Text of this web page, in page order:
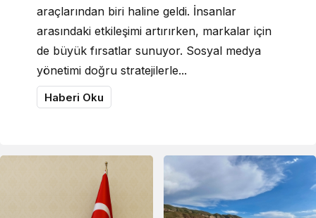
araçlarından biri haline geldi. İnsanlar
arasındaki etkileşimi artırırken, markalar için
de büyük fırsatlar sunuyor. Sosyal medya
yönetimi doğru stratejilerle...
Haberi Oku